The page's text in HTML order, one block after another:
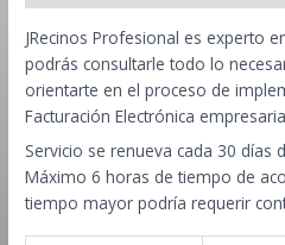
cantidad
JRecinos Profesional es experto
podrás consultarle todo lo
orientarte en el proceso de
Facturación Electrónica
Servicio se renueva cada 30 días
Máximo 6 horas de tiempo de
tiempo mayor podría requerir